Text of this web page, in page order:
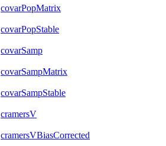
covarPopMatrix
covarPopStable
covarSamp
covarSampMatrix
covarSampStable
cramersV
cramersVBiasCorrected